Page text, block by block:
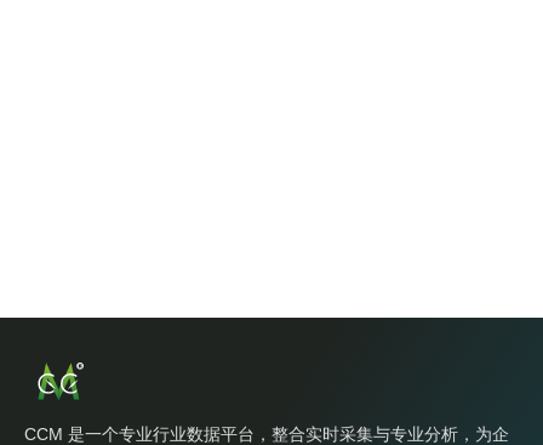
CCM 是一个专业行业数据平台，整合实时采集与专业分析，为企